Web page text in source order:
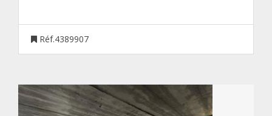
Réf.4389907